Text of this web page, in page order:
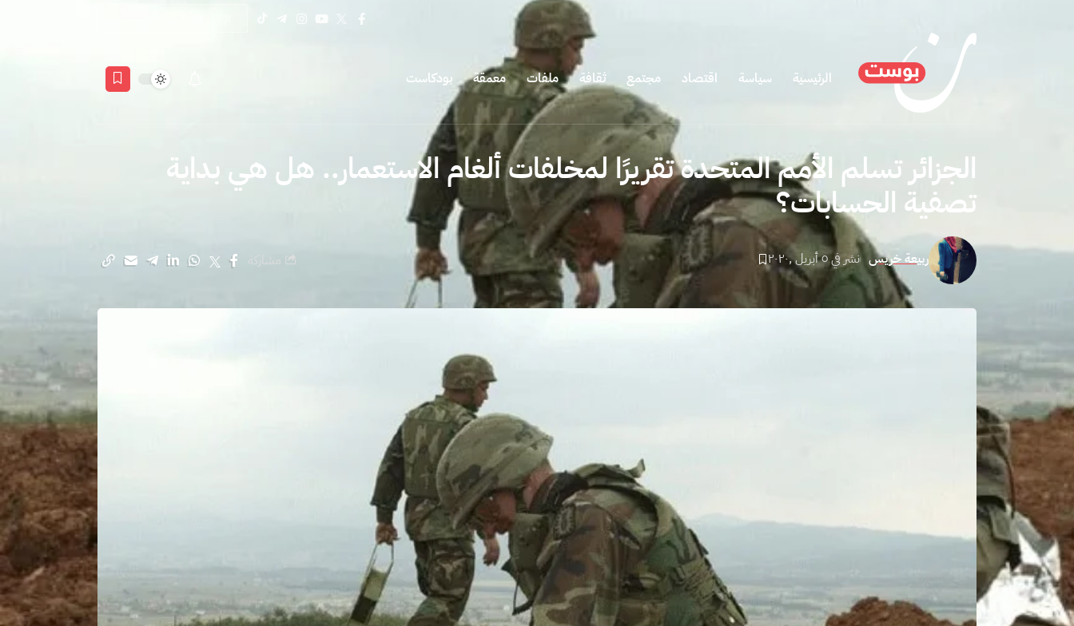
الرئيسية سياسة اقتصاد مجتمع ثقافة ملفات معمقة بودكاست
الجزائر تسلم الأمم المتحدة تقريرًا لمخلفات ألغام الاستعمار.. هل هي بداية
تصفية الحسابات؟
ربيعة خريس نشر في ٥ أبريل ,٢٠٢٠ مشاركة